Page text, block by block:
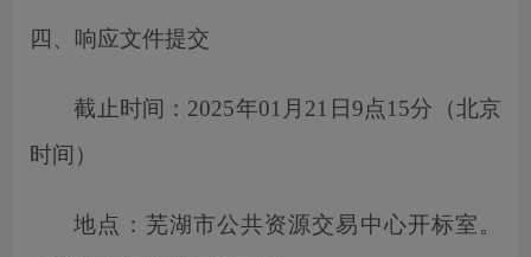
四、响应文件提交
截止时间： 2025年01月21日9点15分 （北京
时间）
地点： 芜湖市公共资源交易中心开标室。